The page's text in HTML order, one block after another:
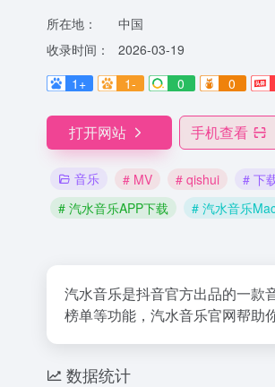
所在地：
中国
收录时间：
2026-03-19
1+
1- 0 0
打开网站 手机查看
音乐 # MV # qishui # 下
# 汽水音乐APP下载
# 汽水音乐
汽水音乐是抖音官方出品的一款
榜单等功能，汽水音乐官网帮助
数据统计